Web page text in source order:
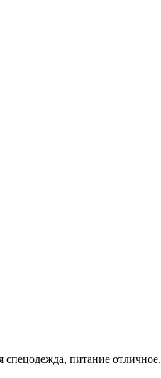
спецодежда, питание отличное.